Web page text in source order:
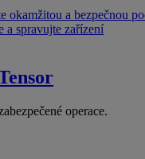
okamžitou a bezpečnou
a spravujte zařízení
operace.